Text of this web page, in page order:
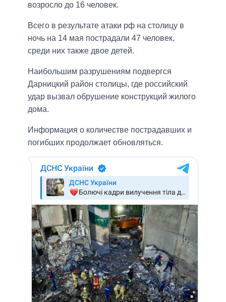
возросло до 16 человек.
Всего в результате атаки рф на столицу в
ночь на 14 мая пострадали 47 человек,
среди них также двое детей.
Наибольшим разрушениям подвергся
Дарницкий район столицы, где российский
удар вызвал обрушение конструкций жилого
дома.
Информация о количестве пострадавших и
погибших продолжает обновляться.